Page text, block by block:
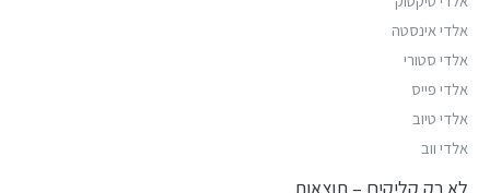
אלדי אינסטה
אלדי סטורי
אלדי פייס
אלדי טיוב
אלדי ווב
לא רק קליקים – תוצאות